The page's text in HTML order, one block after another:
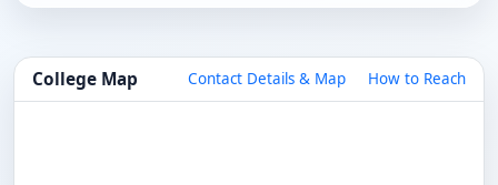
College Map Contact Details & Map How to Reach